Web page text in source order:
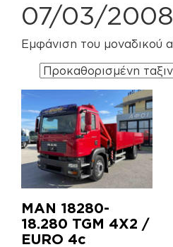
07/03/2008
Εμφάνιση του μοναδικού
MAN 18280-
18.280 TGM 4X2 /
EURO 4c